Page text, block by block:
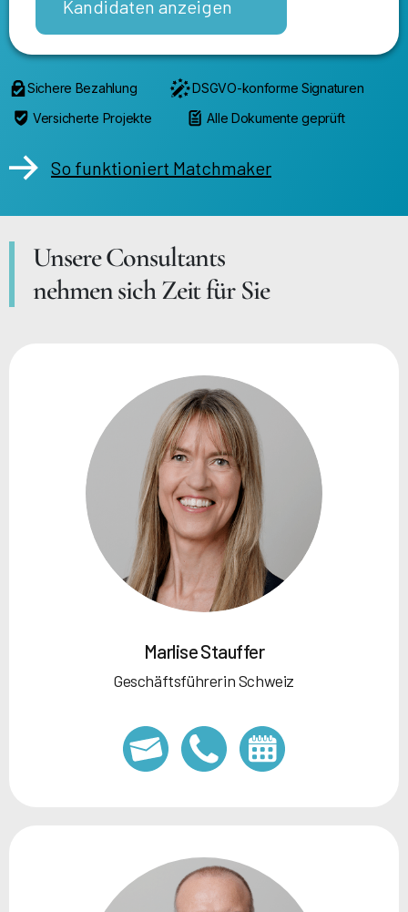
Kandidaten anzeigen
Sichere Bezahlung
DSGVO-konforme Signaturen
Versicherte Projekte
Alle Dokumente geprüft
So funktioniert Matchmaker
Unsere Consultants
nehmen sich Zeit für Sie
Marlise Stauffer
Geschäftsführerin Schweiz